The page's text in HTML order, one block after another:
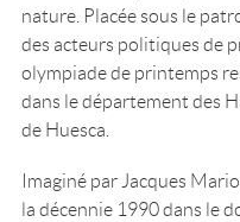
nature. Placée sous le
des acteurs politiques de
olympiade de printemps
dans le département des
de Huesca.
Imaginé par Jacques
la décennie 1990 dans le